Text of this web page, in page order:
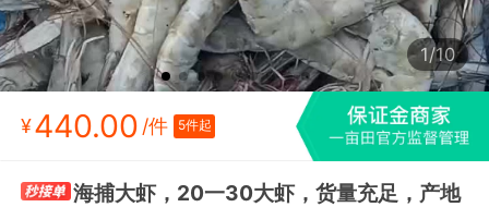
1/10
¥440.00 /件 5件起
海捕大虾，20一30大虾，货量充足，产地